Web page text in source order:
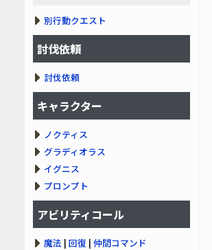
別行動クエスト
討伐依頼
討伐依頼
キャラクター
ノクティス
グラディオラス
イグニス
プロンプト
アビリティコール
魔法 | 回復 | 仲間コマンド